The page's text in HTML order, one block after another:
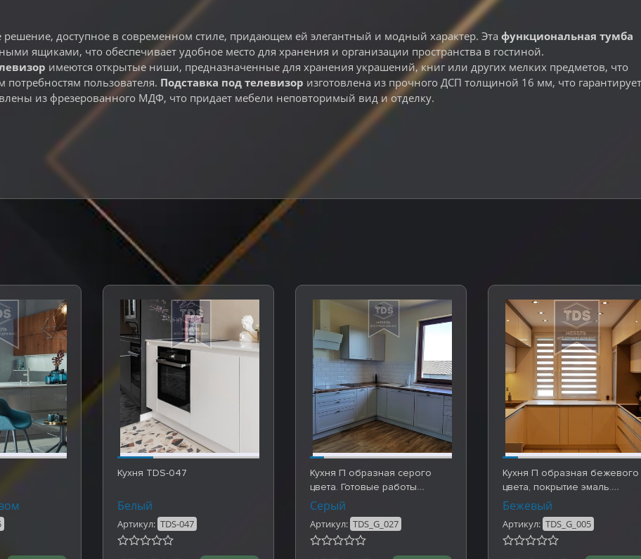
доступное в современном стиле, придающем ей элегантный и модный характер. Эта функциональная тумба
ящиками, что обеспечивает удобное место для хранения и организации пространства в гостиной.
имеются открытые ниши, предназначенные для хранения украшений, книг или других мелких предметов, что
пользователя. Подставка под телевизор изготовлена ​​из прочного ДСП толщиной 16 мм, что гарантирует
из фрезерованного МДФ, что придает мебели неповторимый вид и отделку.
Кухня TDS-047
Белый
Артикул: TDS-047
Кухня П образная серого
цвета. Готовые работы
TDS_G_027
Серый
Артикул: TDS_G_027
Кухня П образная бежевого
цвета, покрытие эмаль.
Готовые работы …
Бежевый
Артикул: TDS_G_005